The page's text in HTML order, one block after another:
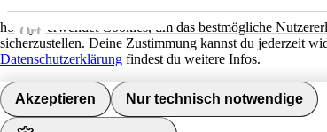
Ort
Umkreis
Jobs finden
hokify verwendet Cookies, um das bestmögliche
sicherzustellen. Deine Zustimmung kannst du jederzeit
Datenschutzerklärung findest du weitere Infos.
Akzeptieren Nur technisch notwendige